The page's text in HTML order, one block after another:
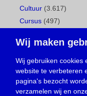
Cultuur (3.617)
Cursus (497)
Gemeentepagina
Ingezonden brief
Media(156)
Nieuws (23.330)
Wij maken
Wij gebruiken cookies
website te verbeteren
pagina's bezocht
verzamelen wij en